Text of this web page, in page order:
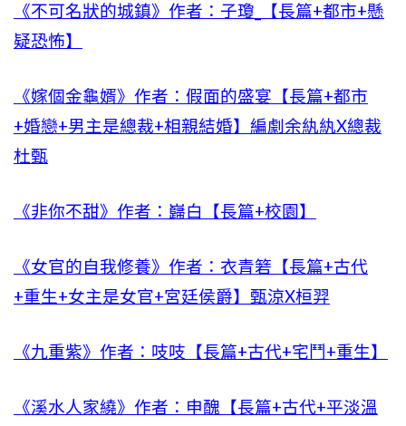
《不可名狀的城鎮》作者：子瓊_【長篇+都市+懸
疑恐怖】
《嫁個金龜婿》作者：假面的盛宴【長篇+都市
+婚戀+男主是總裁+相親結婚】編劇余紈紈X總裁
杜甄
《非你不甜》作者：巋白【長篇+校園】
《女官的自我修養》作者：衣青箬【長篇+古代
+重生+女主是女官+宮廷侯爵】甄涼X桓羿
《九重紫》作者：吱吱【長篇+古代+宅鬥+重生】
《溪水人家繞》作者：申醜【長篇+古代+平淡溫